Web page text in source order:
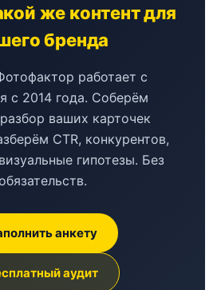
же контент для
бренда
работает с
с 2014 года. Соберём
ваших карточек
CTR, конкурентов,
гипотезы. Без
анкету
аудит